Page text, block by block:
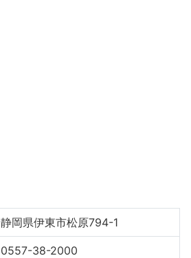
静岡県伊東市松原794-1
0557-38-2000